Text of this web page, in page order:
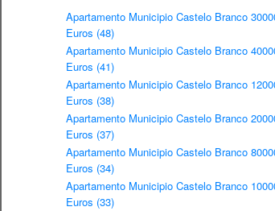
Apartamento Municipio Castelo Branco
Euros (48)
Apartamento Municipio Castelo Branco
Euros (41)
Apartamento Municipio Castelo Branco
Euros (38)
Apartamento Municipio Castelo Branco
Euros (37)
Apartamento Municipio Castelo Branco
Euros (34)
Apartamento Municipio Castelo Branco
Euros (33)